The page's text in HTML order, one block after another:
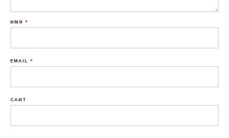
ИМЯ *
EMAIL *
САЙТ